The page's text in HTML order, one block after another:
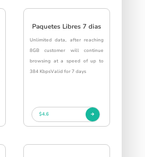
Paquetes Libres 7 dias
Unlimited data, after reaching
8GB customer will continue
browsing at a speed of up to
384 KbpsValid for 7 days
$4.6